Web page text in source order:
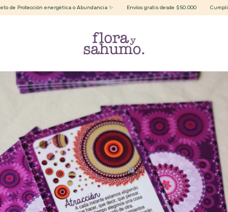
Protección energética o Abundancia ✨ Envíos gratis desde $50.000